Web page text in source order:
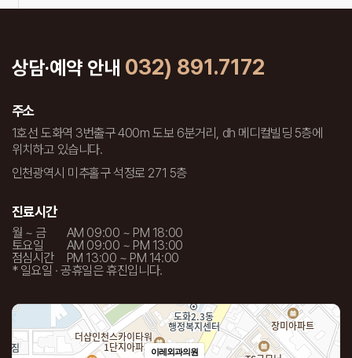
상담·예약 안내 032) 891.7172
주소
1호선 도화역 3번출구 400m 도보 6분거리, dh 메디컬빌딩 5층에
위치하고 있습니다.
인천광역시 미추홀구 석정로 271 5층
진료시간
월 ~ 금
AM 09:00 ~ PM 18:00
토요일
AM 09:00 ~ PM 13:00
점심시간
PM 13:00 ~ PM 14:00
* 일요일 · 공휴일은 휴진입니다.
이레외과의원